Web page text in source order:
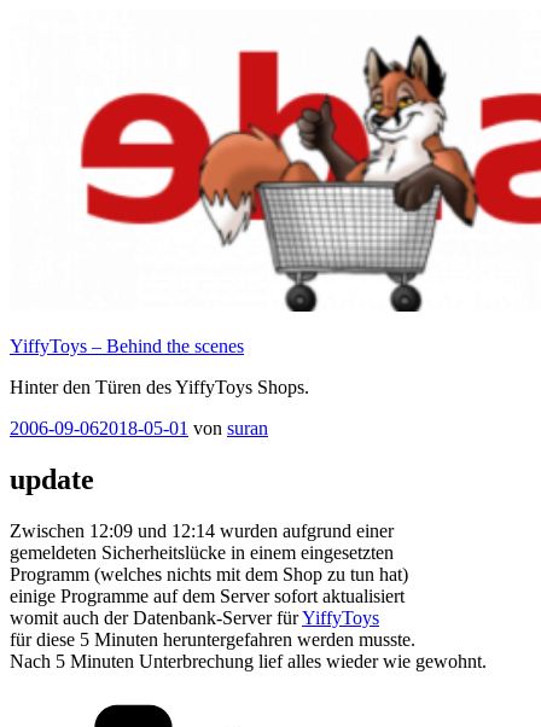
YiffyToys – Behind the scenes
Hinter den Türen des YiffyToys Shops.
Veröffentlicht
2006-09-062018-05-01 von suran
update
Zwischen 12:09 und 12:14 wurden aufgrund einer
gemeldeten Sicherheitslücke in einem eingesetzten
Programm (welches nichts mit dem Shop zu tun hat)
einige Programme auf dem Server sofort aktualisiert
womit auch der Datenbank-Server fürYiffyToys
für diese 5 Minuten heruntergefahren werden musste.
Nach 5 Minuten Unterbrechung lief alles wieder wie gewohnt.